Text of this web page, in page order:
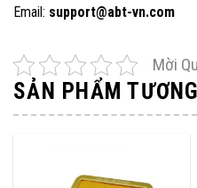
Email: support@abt-vn.com
Mời
SẢN PHẨM